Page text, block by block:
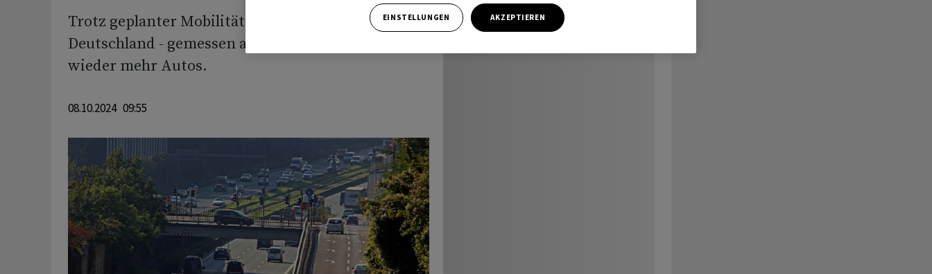
Trotz geplanter Mobilitätswende gibt es in
Deutschland - gemessen an der Bevölkerung -
wieder mehr Autos.
08.10.2024 09:55
EINSTELLUNGEN AKZEPTIEREN